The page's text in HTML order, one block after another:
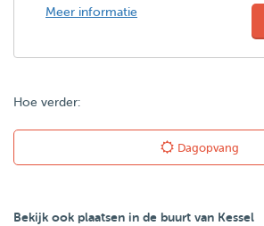
Meer informatie
Hoe verder:
Dagopvang
Bekijk ook plaatsen in de buurt van Kessel